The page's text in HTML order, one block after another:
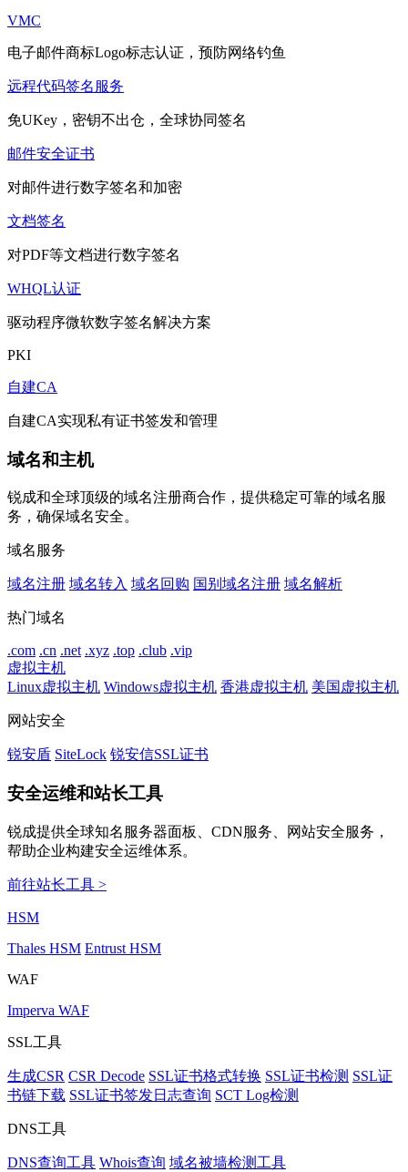
VMC
电子邮件商标Logo标志认证，预防网络钓鱼
远程代码签名服务
免UKey，密钥不出仓，全球协同签名
邮件安全证书
对邮件进行数字签名和加密
文档签名
对PDF等文档进行数字签名
WHQL认证
驱动程序微软数字签名解决方案
PKI
自建CA
自建CA实现私有证书签发和管理
域名和主机
锐成和全球顶级的域名注册商合作，提供稳定可靠的域名服
务，确保域名安全。
域名服务
域名注册 域名转入 域名回购 国别域名注册 域名解析
热门域名
.com .cn .net .xyz .top .club .vip
虚拟主机
Linux虚拟主机 Windows虚拟主机 香港虚拟主机 美国虚拟主机
网站安全
锐安盾 SiteLock 锐安信SSL证书
安全运维和站长工具
锐成提供全球知名服务器面板、CDN服务、网站安全服务，
帮助企业构建安全运维体系。
前往站长工具 >
HSM
Thales HSM Entrust HSM
WAF
Imperva WAF
SSL工具
生成CSR CSR Decode SSL证书格式转换 SSL证书检测 SSL证
书链下载 SSL证书签发日志查询 SCT Log检测
DNS工具
DNS查询工具 Whois查询 域名被墙检测工具